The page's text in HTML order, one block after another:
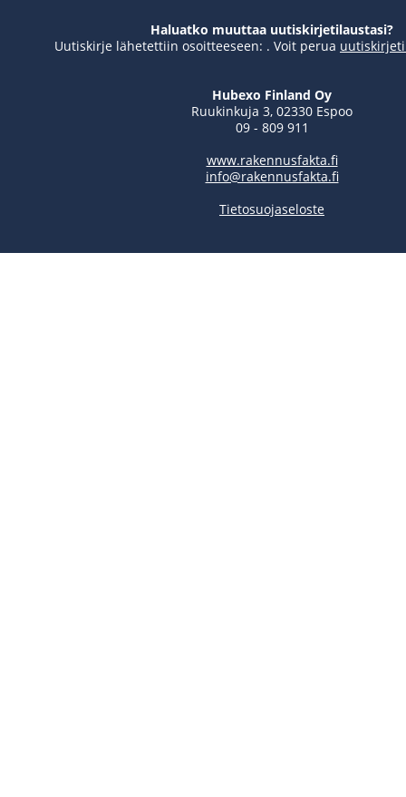
Haluatko muuttaa uutiskirjetilaustasi?
Uutiskirje lähetettiin osoitteeseen: . Voit perua
Hubexo Finland Oy
Ruukinkuja 3, 02330 Espoo
09 - 809 911
www.rakennusfakta.fi
info@rakennusfakta.fi
Tietosuojaseloste